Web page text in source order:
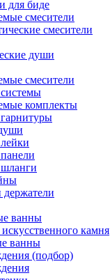
для биде
смесители
смесители
души
смесители
комплекты
ванны
камня
ванны
(подбор)